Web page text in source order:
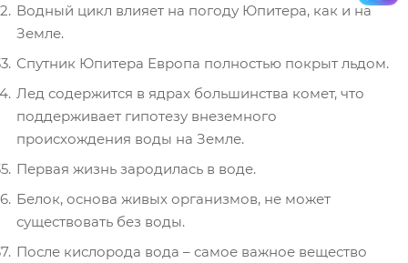
Водный цикл влияет на погоду Юпитера, как и на
Земле.
Спутник Юпитера Европа полностью покрыт льдом.
Лед содержится в ядрах большинства комет, что
поддерживает гипотезу внеземного
происхождения воды на Земле.
Первая жизнь зародилась в воде.
Белок, основа живых организмов, не может
существовать без воды.
После кислорода вода – самое важное вещество